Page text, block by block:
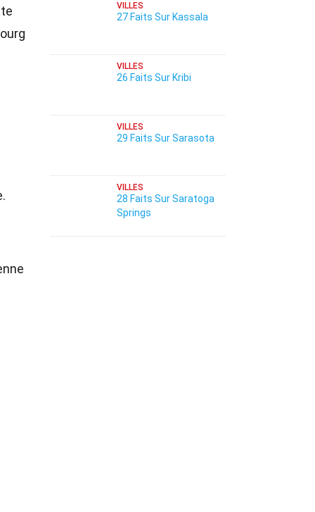
VILLES
27 Faits Sur Kassala
VILLES
26 Faits Sur Kribi
VILLES
29 Faits Sur Sarasota
VILLES
28 Faits Sur Saratoga
Springs